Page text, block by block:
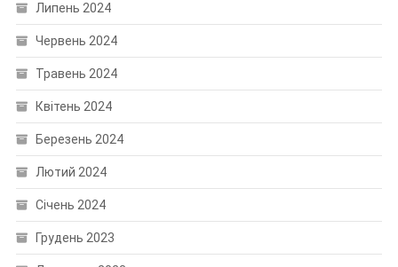
Липень 2024
Червень 2024
Травень 2024
Квітень 2024
Березень 2024
Лютий 2024
Січень 2024
Грудень 2023